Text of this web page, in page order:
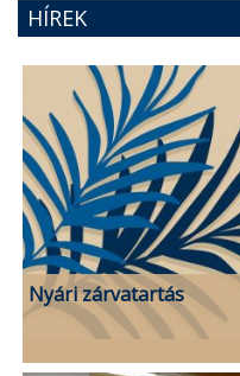
HÍREK
Nyári zárvatartás